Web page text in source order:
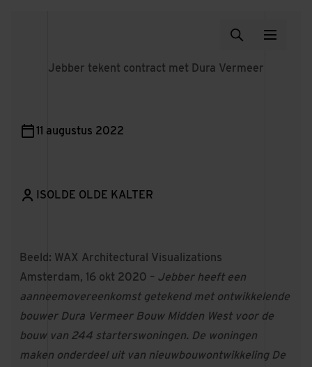
Jebber tekent contract met Dura Vermeer
11 augustus 2022
ISOLDE OLDE KALTER
Beeld: WAX Architectural Visualizations
Amsterdam, 16 okt 2020 – Jebber heeft een
aanneemovereenkomst getekend met ontwikkelende
bouwer Dura Vermeer Bouw Midden West voor de
bouw van 244 starterswoningen. De woningen
maken onderdeel uit van nieuwbouwontwikkeling De